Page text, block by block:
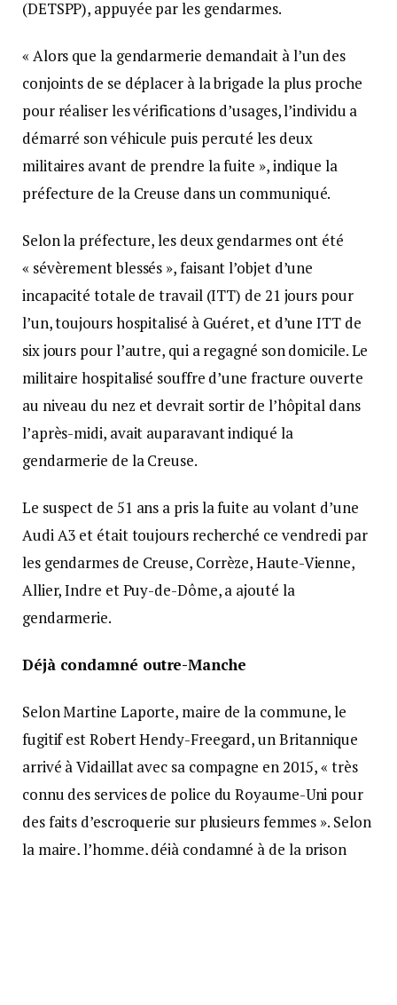
(DETSPP), appuyée par les gendarmes.
« Alors que la gendarmerie demandait à l’un des
conjoints de se déplacer à la brigade la plus proche
pour réaliser les vérifications d’usages, l’individu a
démarré son véhicule puis percuté les deux
militaires avant de prendre la fuite », indique la
préfecture de la Creuse dans un communiqué.
Selon la préfecture, les deux gendarmes ont été
« sévèrement blessés », faisant l’objet d’une
incapacité totale de travail (ITT) de 21 jours pour
l’un, toujours hospitalisé à Guéret, et d’une ITT de
six jours pour l’autre, qui a regagné son domicile. Le
militaire hospitalisé souffre d’une fracture ouverte
au niveau du nez et devrait sortir de l’hôpital dans
l’après-midi, avait auparavant indiqué la
gendarmerie de la Creuse.
Le suspect de 51 ans a pris la fuite au volant d’une
Audi A3 et était toujours recherché ce vendredi par
les gendarmes de Creuse, Corrèze, Haute-Vienne,
Allier, Indre et Puy-de-Dôme, a ajouté la
gendarmerie.
Déjà condamné outre-Manche
Selon Martine Laporte, maire de la commune, le
fugitif est Robert Hendy-Freegard, un Britannique
arrivé à Vidaillat avec sa compagne en 2015, « très
connu des services de police du Royaume-Uni pour
des faits d’escroquerie sur plusieurs femmes ». Selon
la maire, l’homme, déjà condamné à de la prison